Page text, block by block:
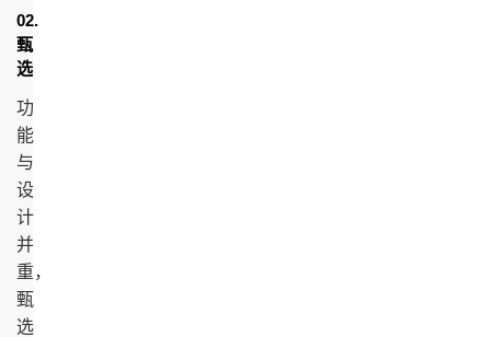
02.
甄
选
功
能
与
设
计
并
重，
甄
选